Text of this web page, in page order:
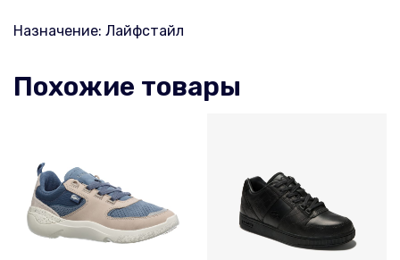
Назначение: Лайфстайл
Похожие товары